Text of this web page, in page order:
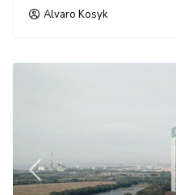
Alvaro Kosyk